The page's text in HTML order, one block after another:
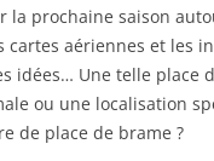
la prochaine saison
cartes aériennes et les
idées… Une telle place
ou une localisation
de place de brame ?